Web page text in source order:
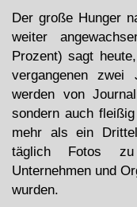
Der große Hunger
weiter
Prozent) sagt
vergangenen
werden von
sondern auch
mehr als ein
täglich Fotos
Unternehmen und
wurden.